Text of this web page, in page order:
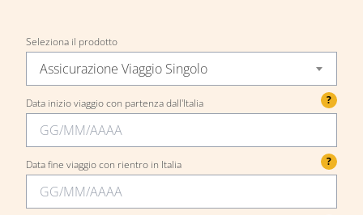
Seleziona il prodotto
Assicurazione Viaggio Singolo
Data inizio viaggio con partenza dall'Italia ?
Data fine viaggio con rientro in Italia ?